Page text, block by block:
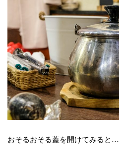
おそるおそる蓋を開けてみると…